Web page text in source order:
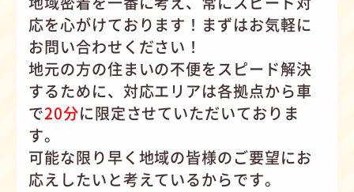
応を心がけております！まずはお気軽に
お問い合わせください！
地元の方の住まいの不便をスピード解決
するために、対応エリアは各拠点から車
で20分に限定させていただいておりま
す。
可能な限り早く地域の皆様のご要望にお
応えしたいと考えているからです。